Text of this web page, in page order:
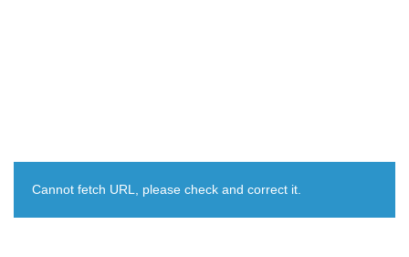
Cannot fetch URL, please check and correct it.